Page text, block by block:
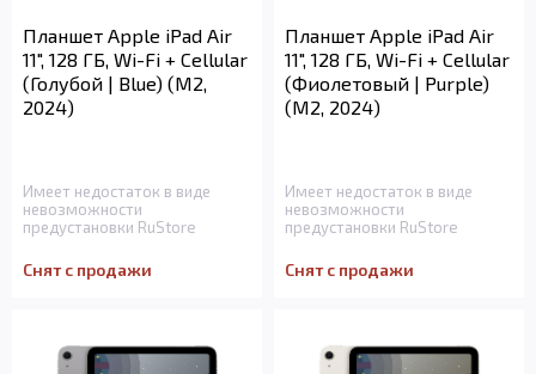
Планшет Apple iPad Air
11", 128 ГБ, Wi-Fi + Cellular
(Голубой | Blue) (M2,
2024)
Имеет недостаток в виде
невозможности
предустановки RuStore
Снят с продажи
Планшет Apple iPad Air
11", 128 ГБ, Wi-Fi + Cellular
(Фиолетовый | Purple)
(M2, 2024)
Имеет недостаток в виде
невозможности
предустановки RuStore
Снят с продажи